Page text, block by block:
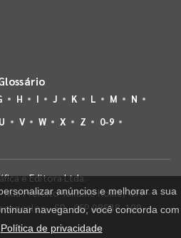
H I J K L M
N
U V W X Z 0-9
e Editora Ltda.
Prefeito Takume Koike, 499 -
- SP - CEP 08538-100
anúncios e melhorar a sua
navegando, você concorda com
Política de privacidade